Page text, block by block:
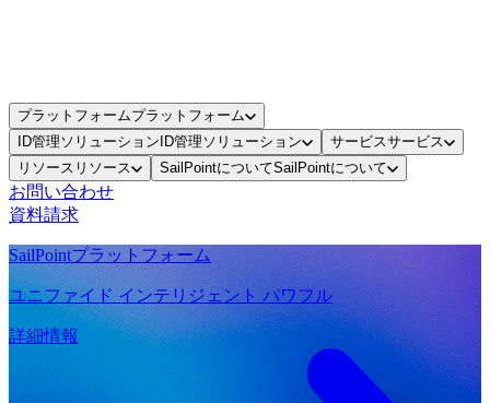
プラットフォームプラットフォーム
ID管理ソリューション ID管理ソリューション サービスサービス
リソース リソース SailPointについてSailPointについて
お問い合わせ
資料請求
SailPointプラットフォーム
ユニファイド インテリジェント パワフル
詳細情報